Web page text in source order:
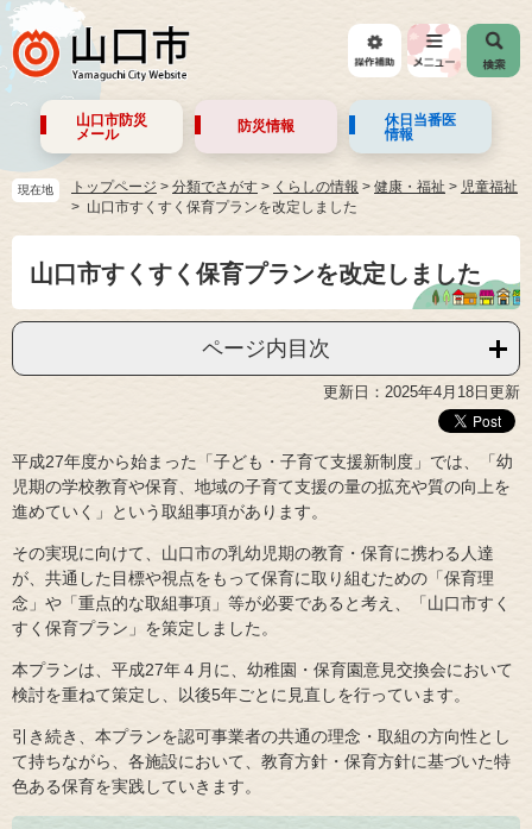
山口市防災
メール
防災情報
休日当番医
情報
現在地 トップページ > 分類でさがす > くらしの情報 > 健康・福祉 > 児童福祉
山口市すくすく保育プランを改定しました
山口市すくすく保育プランを改定しました
ページ内目次
更新日：2025年4月18日更新
平成27年度から始まった「子ども・子育て支援新制度」では、「幼
児期の学校教育や保育、地域の子育て支援の量の拡充や質の向上を
進めていく」という取組事項があります。
その実現に向けて、山口市の乳幼児期の教育・保育に携わる人達
が、共通した目標や視点をもって保育に取り組むための「保育理
念」や「重点的な取組事項」等が必要であると考え、「山口市すく
すく保育プラン」を策定しました。
本プランは、平成27年４月に、幼稚園・保育園意見交換会において
検討を重ねて策定し、以後5年ごとに見直しを行っています。
引き続き、本プランを認可事業者の共通の理念・取組の方向性とし
て持ちながら、各施設において、教育方針・保育方針に基づいた特
色ある保育を実践していきます。